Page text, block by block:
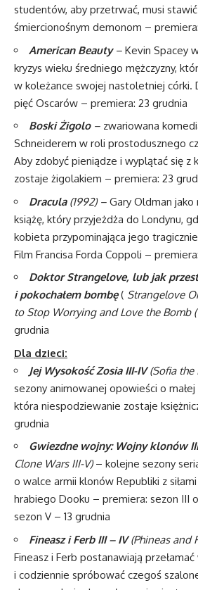
studentów, aby przetrwać, musi stawić
śmiercionośnym demonom –
American Beauty– Kevin Spacey
kryzys wieku średniego mężczyzny,
w koleżance swojej nastoletniej córki.
pięć Oscarów – premiera: 23 grudnia
Boski Żigolo– zwariowana
Schneiderem w roli prostodusznego
Aby zdobyć pieniądze i wyplątać się z
zostaje żigolakiem – premiera: 23
Dracula(1992) – Gary Oldman jako
książę, który przyjeżdża do Londynu,
kobieta przypominająca jego
Film Francisa Forda Coppoli –
Doktor Strangelove, lub jak
i pokochałem bombę( Strangelove
to Stop Worrying and Love the Bomb
grudnia
Dla dzieci:
Jej Wysokość Zosia III-IV(Sofia the
sezony animowanej opowieści o małej
która niespodziewanie zostaje
grudnia
Gwiezdne wojny: Wojny klonów
Clone Wars III-V)– kolejne sezony
o walce armii klonów Republiki z
hrabiego Dooku – premiera: sezon III
sezon V – 13 grudnia
Fineasz i Ferb III – IV(Phineas and
Fineasz i Ferb postanawiają
i codziennie spróbować czegoś